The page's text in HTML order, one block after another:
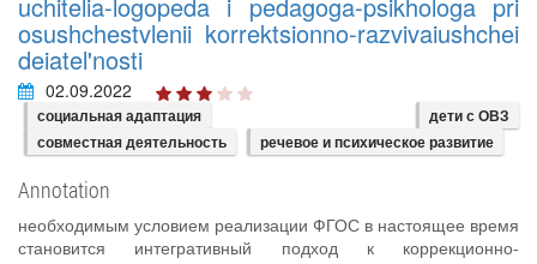
uchitelia-logopeda i pedagoga-psikhologa pri
osushchestvlenii korrektsionno-razvivaiushchei
deiatel'nosti
02.09.2022
социальная адаптация
дети с ОВЗ
совместная деятельность
речевое и психическое развитие
Annotation
необходимым условием реализации ФГОС в настоящее время
становится интегративный подход к коррекционно-